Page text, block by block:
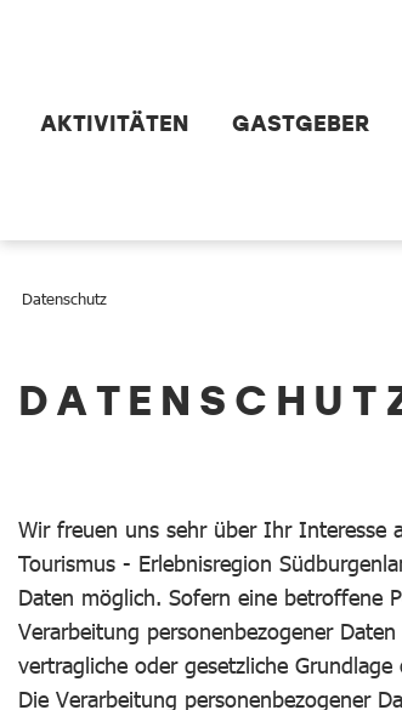
AKTIVITÄTEN GASTGEBER
Datenschutz
Datenschutz
Wir freuen uns sehr über Ihr Interesse
Tourismus - Erlebnisregion
Daten möglich. Sofern eine betroffene
Verarbeitung personenbezogener
vertragliche oder gesetzliche
Die Verarbeitung personenbezogener